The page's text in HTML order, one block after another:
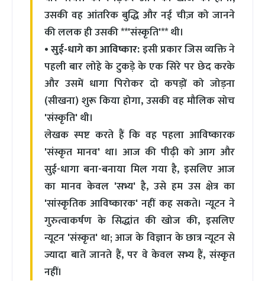
उसकी वह आंतरिक बुद्धि और नई चीज़ को जानने
की ललक ही उसकी **'संस्कृति'** थी।
•सुई-धागे का आविष्कार:इसी प्रकार जिस व्यक्ति ने
पहली बार लोहे के टुकड़े के एक सिरे पर छेद करके
और उसमें धागा पिरोकर दो कपड़ों को जोड़ना
(सीखना) शुरू किया होगा, उसकी वह मौलिक सोच
'संस्कृति' थी।
लेखक स्पष्ट करते हैं कि वह पहला आविष्कारक
'संस्कृत मानव' था। आज की पीढ़ी को आग और
सुई-धागा बना-बनाया मिल गया है, इसलिए आज
का मानव केवल 'सभ्य' है, उसे हम उस क्षेत्र का
'सांस्कृतिक आविष्कारक' नहीं कह सकते। न्यूटन ने
गुरुत्वाकर्षण के सिद्धांत की खोज की, इसलिए
न्यूटन 'संस्कृत' था; आज के विज्ञान के छात्र न्यूटन से
ज्यादा बातें जानते हैं, पर वे केवल सभ्य हैं, संस्कृत
नहीं।